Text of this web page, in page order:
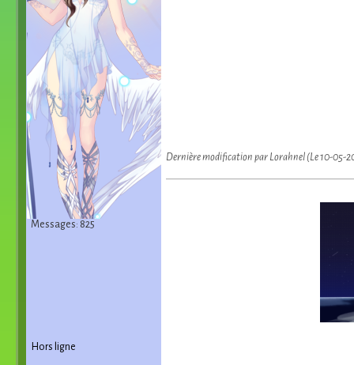
Messages: 825
Dernière modification par Lorahnel (Le 10-05-
Hors ligne